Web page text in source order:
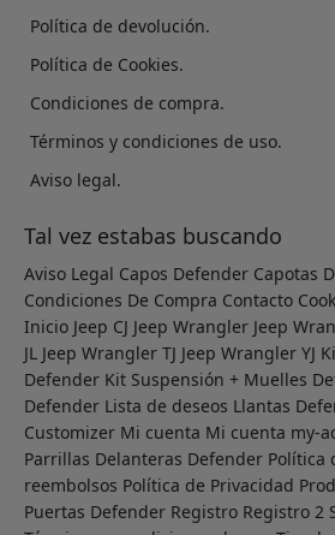
Política de devolución.
Política de Cookies.
Condiciones de compra.
Términos y condiciones de uso.
Aviso legal.
Tal vez estabas buscando
Aviso Legal Capos Defender Capotas
Condiciones De Compra Contacto
Inicio Jeep CJ Jeep Wrangler Jeep
JL Jeep Wrangler TJ Jeep Wrangler YJ
Defender Kit Suspensión + Muelles
Defender Lista de deseos Llantas
Customizer Mi cuenta Mi cuenta my-
Parrillas Delanteras Defender Política
reembolsos Política de Privacidad
Puertas Defender Registro Registro 2